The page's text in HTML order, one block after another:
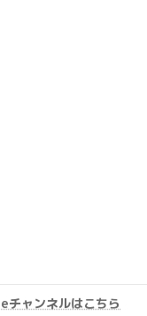
ャンネルはこちら